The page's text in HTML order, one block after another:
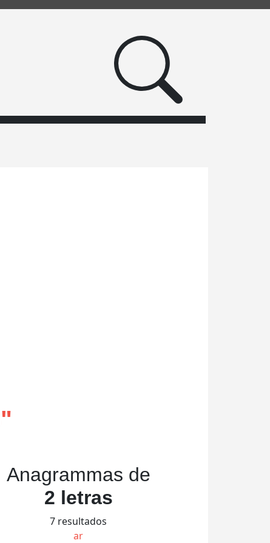
"
Anagrammas de
2 letras
7 resultados
ar